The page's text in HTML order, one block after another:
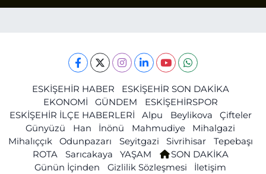
ESKİŞEHİR HABER
ESKİŞEHİR SON DAKİKA
EKONOMİ
GÜNDEM
ESKİŞEHİRSPOR
ESKİŞEHİR İLÇE HABERLERİ
Alpu Beylikova
Çifteler
Günyüzü
Han İnönü Mahmudiye
Mihalgazi
Mihalıççık
Odunpazarı Seyitgazi Sivrihisar
Tepebaşı
ROTA
Sarıcakaya YAŞAM
SON DAKİKA
Günün İçinden
Gizlilik Sözleşmesi
İletişim